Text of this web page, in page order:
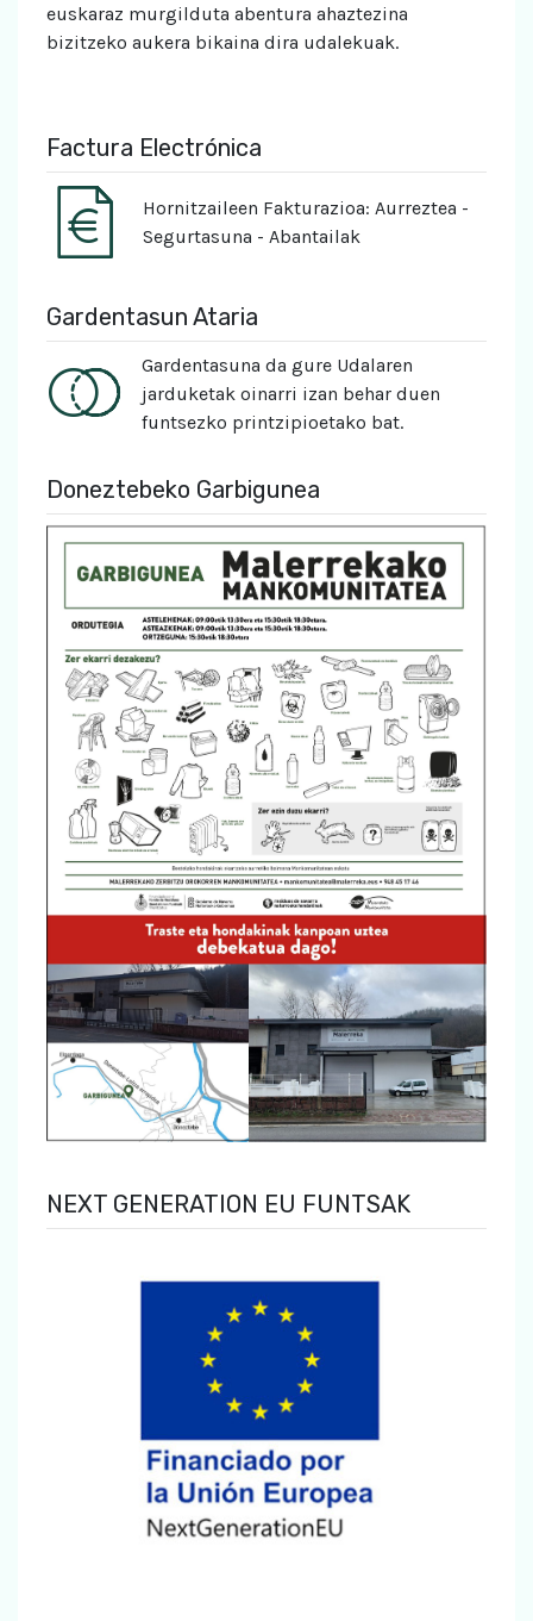
euskaraz murgilduta abentura ahaztezina
bizitzeko aukera bikaina dira udalekuak.
Factura Electrónica
Hornitzaileen Fakturazioa: Aurreztea -
Segurtasuna - Abantailak
Gardentasun Ataria
Gardentasuna da gure Udalaren
jarduketak oinarri izan behar duen
funtsezko printzipioetako bat.
Doneztebeko Garbigunea
NEXT GENERATION EU FUNTSAK